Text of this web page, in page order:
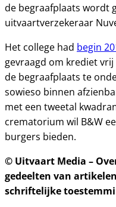
de begraafplaats wordt
uitvaartverzekeraar
Het college had begin
gevraagd om krediet
de begraafplaats te
sowieso binnen
met een tweetal
crematorium wil B&W
burgers bieden.
© Uitvaart Media –
gedeelten van
schriftelijke